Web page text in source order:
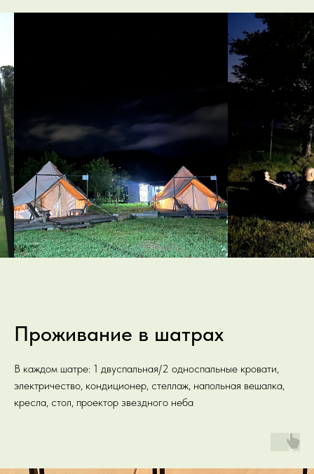
Проживание в шатрах
В каждом шатре: 1 двуспальная/2 односпальные кровати,
электричество, кондиционер, стеллаж, напольная вешалка,
кресла, стол, проектор звездного неба